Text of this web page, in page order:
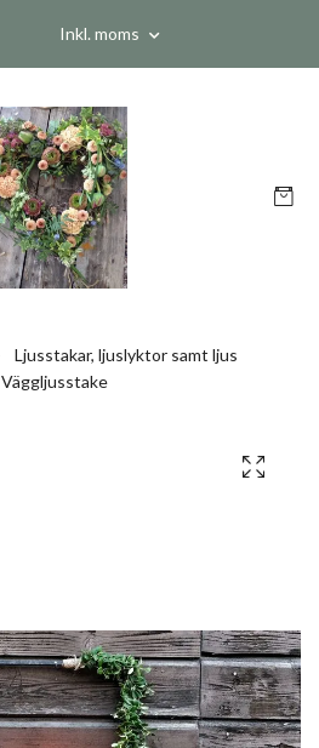
Inkl. moms
Ljusstakar, ljuslyktor samt ljus
Väggljusstake